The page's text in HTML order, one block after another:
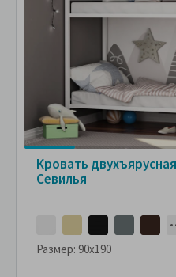
Кровать
Севилья
Размер: 90x190